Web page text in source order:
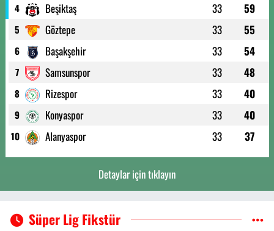
4 Beşiktaş 33 59
5 Göztepe 33 55
6 Başakşehir 33 54
7 Samsunspor 33 48
8 Rizespor 33 40
9 Konyaspor 33 40
10 Alanyaspor 33 37
Detaylar için tıklayın
Süper Lig Fikstür